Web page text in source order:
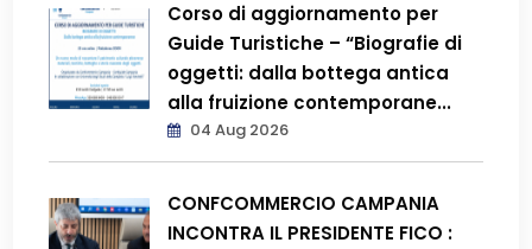
Corso di aggiornamento per
Guide Turistiche – “Biografie di
oggetti: dalla bottega antica
alla fruizione contemporane...
04 Aug 2026
CONFCOMMERCIO CAMPANIA
INCONTRA IL PRESIDENTE FICO :